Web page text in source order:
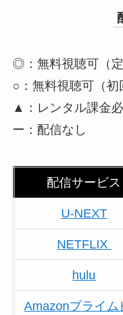
◎：無料視聴可（定
○：無料視聴可（初
▲：レンタル課金
ー：配信なし
配信サービス
U-NEXT
NETFLIX
hulu
Amazonプライム